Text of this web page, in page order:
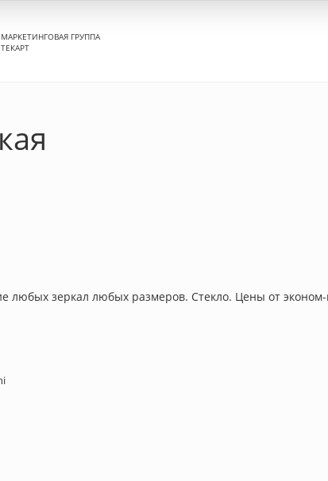
МАРКЕТИНГОВАЯ ГРУППА
ТЕКАРТ
зеркал любых размеров. Стекло. Цены от эконом-